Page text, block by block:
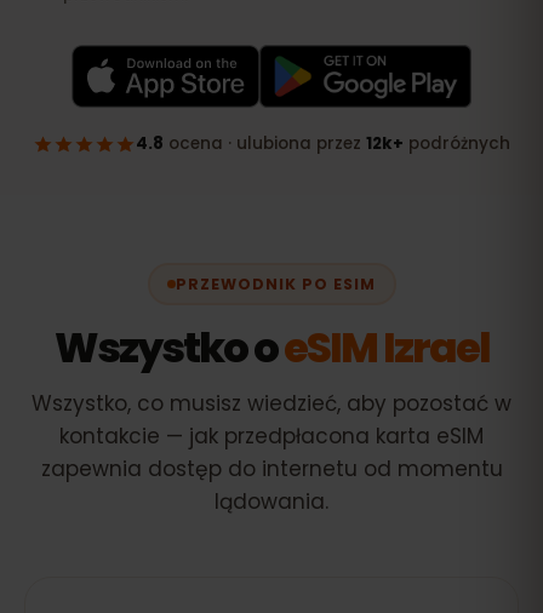
PRZEWODNIK PO ESIM
Wszystko oeSIM Izrael
Wszystko, co musisz wiedzieć, aby pozostać w
kontakcie — jak przedpłacona karta eSIM
zapewnia dostęp do internetu od momentu
lądowania.